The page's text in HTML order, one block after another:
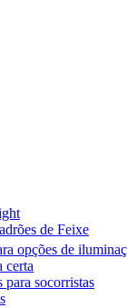
de Feixe
opções de
certa
para socorristas